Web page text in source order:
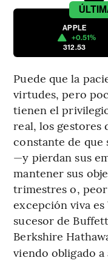
APPLE
+0.51%
312.53
Puede que la
virtudes, pero
tienen el
real, los gestores
constante de que
—y pierdan sus
mantener sus
trimestres o,
excepción viva
sucesor de
Berkshire
viendo obligado